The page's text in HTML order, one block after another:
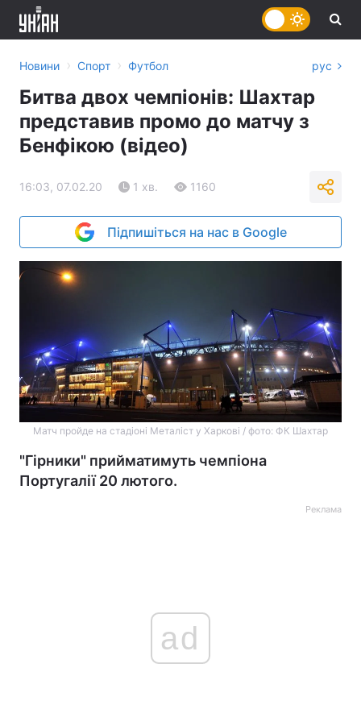
Новини › Спорт › Футбол рус
Битва двох чемпіонів: Шахтар
представив промо до матчу з
Бенфікою (відео)
16:03, 07.02.20 1 хв. 1160
Підпишіться на нас в Google
Матч пройде на стадіоні Металіст у Харкові / фото: ФК Шахтар
"Гірники" прийматимуть чемпіона
Португалії 20 лютого.
Реклама
ad